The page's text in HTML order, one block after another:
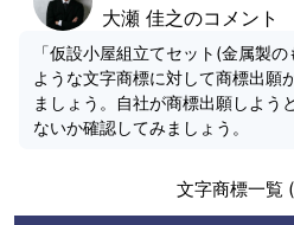
大瀬 佳之のコメント
「仮設小屋組立てセット(金属製
ような文字商標に対して商標出願
ましょう。自社が商標出願しよう
ないか確認してみましょう。
文字商標一覧